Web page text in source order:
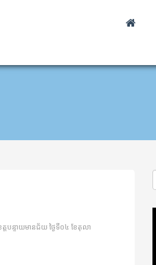
បន្ទាយមានជ័យ ថ្ងៃទី០៤ ខែតុលា